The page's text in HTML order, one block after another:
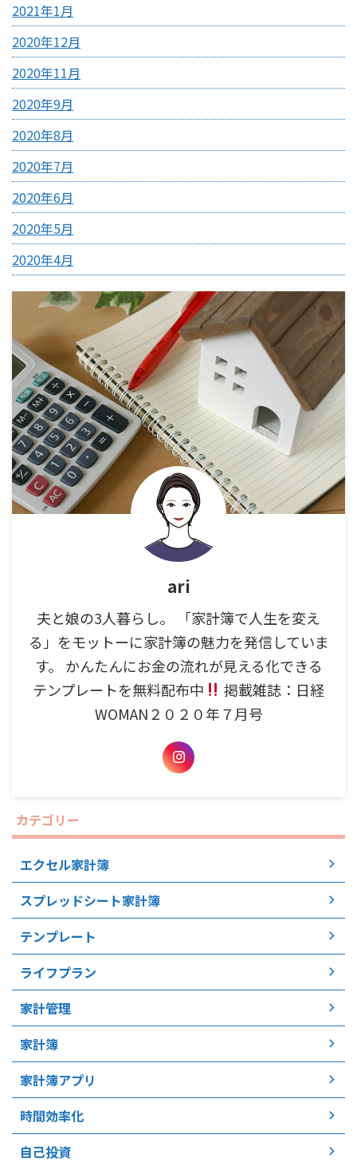
2021年1月
2020年12月
2020年11月
2020年9月
2020年8月
2020年7月
2020年6月
2020年5月
2020年4月
ari
夫と娘の3人暮らし。 「家計簿で人生を変え
る」をモットーに家計簿の魅力を発信していま
す。 かんたんにお金の流れが見える化できる
テンプレートを無料配布中
掲載雑誌：日経
WOMAN２０２０年７月号
カテゴリー
エクセル家計簿
スプレッドシート家計簿
テンプレート
ライフプラン
家計管理
家計簿
家計簿アプリ
時間効率化
自己投資